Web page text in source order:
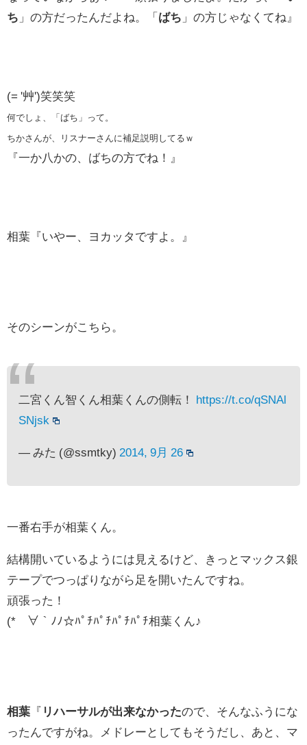
ち 」の方だったんだよね。「 ばち 」の方じゃなくてね』
(= '艸')笑笑笑
何でしょ、「ばち」って。
ちかさんが、リスナーさんに補足説明してるｗ
『一か八かの、ばちの方でね！』
相葉『いやー、ヨカッタですよ。』
そのシーンがこちら。
二宮くん智くん相葉くんの側転！ https://t.co/qSNAl
SNjsk
— みた (@ssmtky) 2014, 9月 26
一番右手が相葉くん。
結構開いているようには見えるけど、きっとマックス銀
テープでつっぱりながら足を開いたんですね。
頑張った！
(*´∀｀ﾉﾉ☆ﾊﾟﾁﾊﾟﾁﾊﾟﾁﾊﾟﾁ相葉くん♪
相葉 『 リハーサルが出来なかったので、そんなふうにな
ったんですがね。メドレーとしてもそうだし、あと、マ